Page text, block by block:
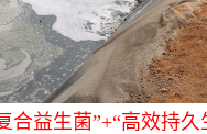
合益生菌”+“高效持